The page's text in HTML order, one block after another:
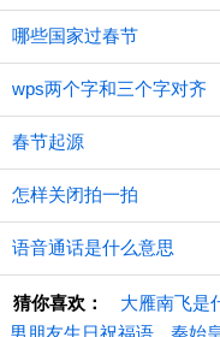
哪些国家过春节
wps两个字和三个字对齐
春节起源
怎样关闭拍一拍
语音通话是什么意思
猜你喜欢： 大雁南飞是
男朋友生日祝福语
秦始